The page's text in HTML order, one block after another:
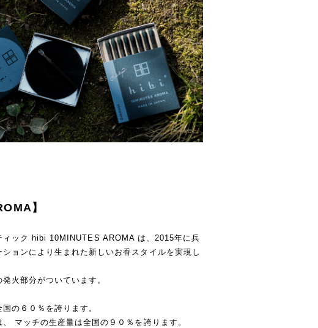
】
ィック hibi 10MINUTES AROMA は、2015年に兵
ョンにより生まれた新しいお香スタイルを実現し
火部分がついています。
の６０％を誇ります。
マッチの生産量は全国の９０％を誇ります。